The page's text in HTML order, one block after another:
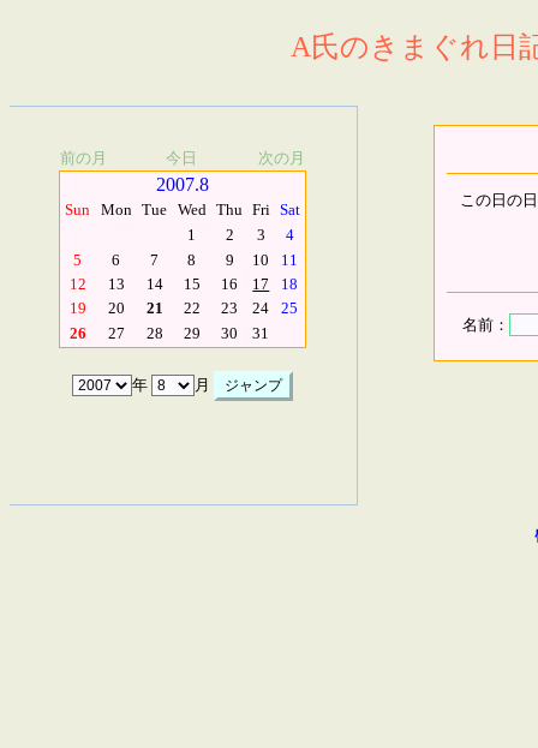
A氏のきまぐれ日
前の月 今日 次の月
2007.8
Sun Mon Tue Wed Thu Fri Sat
1
2 3
4
5
6 7 8 9 10
11
12
13 14 15 16 17
18
19
20 21 22 23 24
25
26
27 28 29 30 31
年 月
この日の
名前：